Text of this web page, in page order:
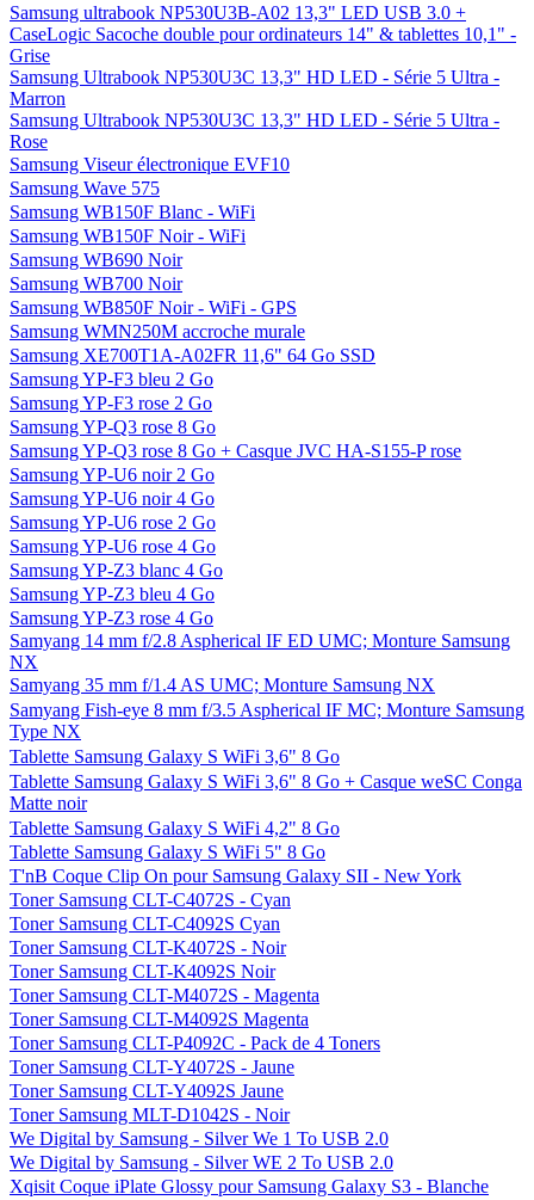
Samsung ultrabook NP530U3B-A02 13,3" LED USB 3.0 +
CaseLogic Sacoche double pour ordinateurs 14" & tablettes 10,1" -
Grise
Samsung Ultrabook NP530U3C 13,3" HD LED - Série 5 Ultra -
Marron
Samsung Ultrabook NP530U3C 13,3" HD LED - Série 5 Ultra -
Rose
Samsung Viseur électronique EVF10
Samsung Wave 575
Samsung WB150F Blanc - WiFi
Samsung WB150F Noir - WiFi
Samsung WB690 Noir
Samsung WB700 Noir
Samsung WB850F Noir - WiFi - GPS
Samsung WMN250M accroche murale
Samsung XE700T1A-A02FR 11,6" 64 Go SSD
Samsung YP-F3 bleu 2 Go
Samsung YP-F3 rose 2 Go
Samsung YP-Q3 rose 8 Go
Samsung YP-Q3 rose 8 Go + Casque JVC HA-S155-P rose
Samsung YP-U6 noir 2 Go
Samsung YP-U6 noir 4 Go
Samsung YP-U6 rose 2 Go
Samsung YP-U6 rose 4 Go
Samsung YP-Z3 blanc 4 Go
Samsung YP-Z3 bleu 4 Go
Samsung YP-Z3 rose 4 Go
Samyang 14 mm f/2.8 Aspherical IF ED UMC; Monture Samsung
NX
Samyang 35 mm f/1.4 AS UMC; Monture Samsung NX
Samyang Fish-eye 8 mm f/3.5 Aspherical IF MC; Monture Samsung
Type NX
Tablette Samsung Galaxy S WiFi 3,6" 8 Go
Tablette Samsung Galaxy S WiFi 3,6" 8 Go + Casque weSC Conga
Matte noir
Tablette Samsung Galaxy S WiFi 4,2" 8 Go
Tablette Samsung Galaxy S WiFi 5" 8 Go
T'nB Coque Clip On pour Samsung Galaxy SII - New York
Toner Samsung CLT-C4072S - Cyan
Toner Samsung CLT-C4092S Cyan
Toner Samsung CLT-K4072S - Noir
Toner Samsung CLT-K4092S Noir
Toner Samsung CLT-M4072S - Magenta
Toner Samsung CLT-M4092S Magenta
Toner Samsung CLT-P4092C - Pack de 4 Toners
Toner Samsung CLT-Y4072S - Jaune
Toner Samsung CLT-Y4092S Jaune
Toner Samsung MLT-D1042S - Noir
We Digital by Samsung - Silver We 1 To USB 2.0
We Digital by Samsung - Silver WE 2 To USB 2.0
Xqisit Coque iPlate Glossy pour Samsung Galaxy S3 - Blanche